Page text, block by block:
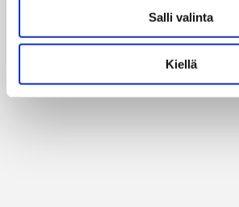
Salli valinta
Kiellä
Alan parhaat merkit